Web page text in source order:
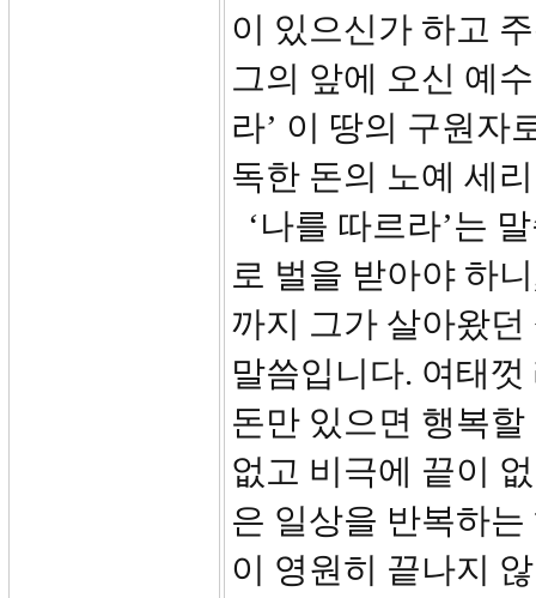
이 있으신가 하고
그의 앞에 오신 예
라’ 이 땅의 구원자
독한 돈의 노예 세
‘나를 따르라’는
로 벌을 받아야 하
까지 그가 살아왔
말씀입니다. 여태
돈만 있으면 행복
없고 비극에 끝이
은 일상을 반복하
이 영원히 끝나지